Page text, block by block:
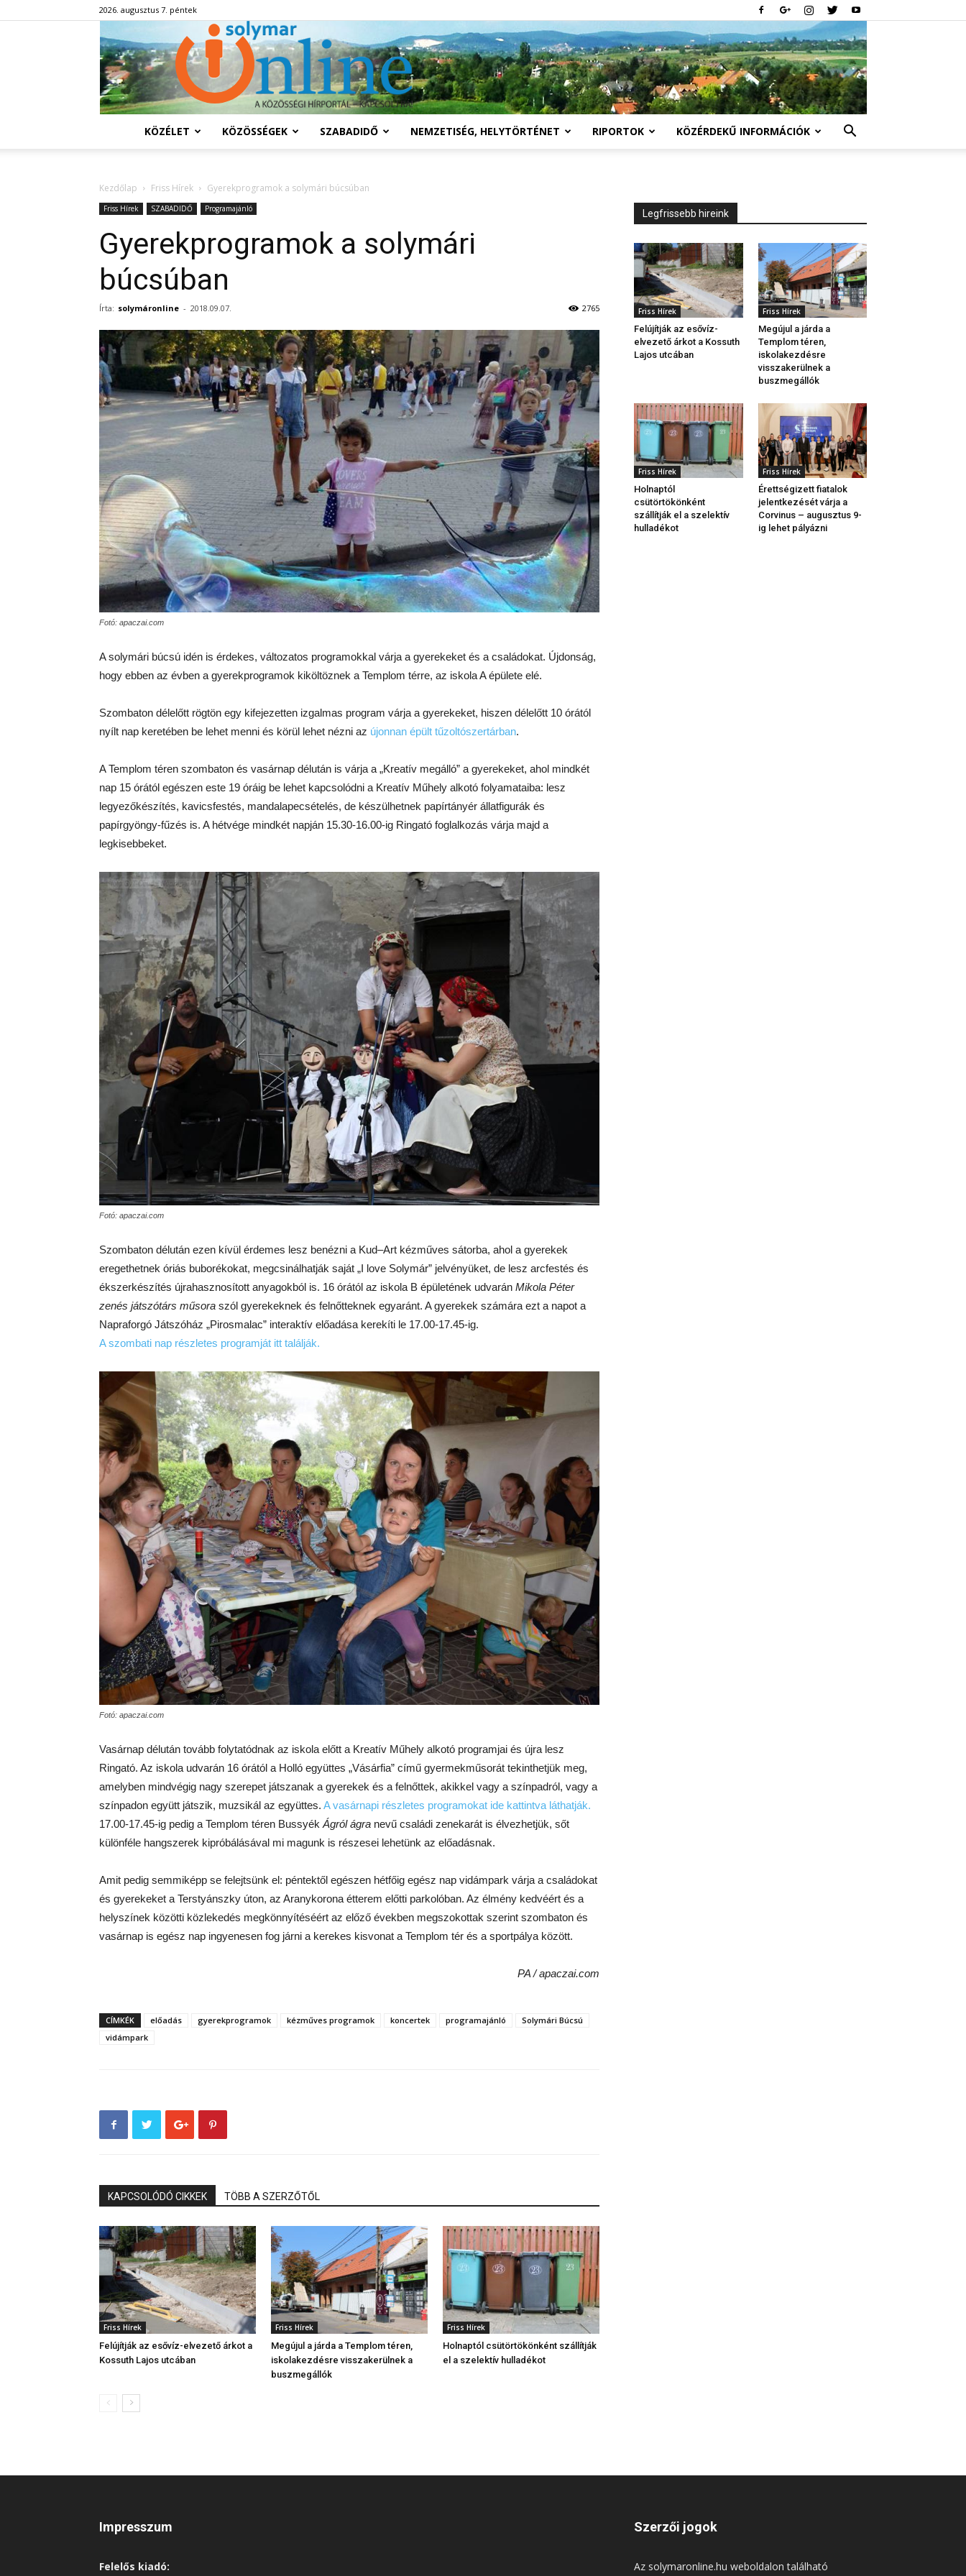
2026. augusztus 7. péntek
Solymár
KÖZÉLET KÖZÖSSÉGEK SZABADIDŐ NEMZETISÉG, HELYTÖRTÉNET RIPORTOK KÖZÉRDEKŰ INFORMÁCIÓK
Kezdőlap Friss Hírek Gyerekprogramok a solymári búcsúban
Friss Hírek SZABADIDŐ Programajánló
Gyerekprogramok a solymári
búcsúban
Írta: solymáronline - 2018.09.07. 2765
Fotó: apaczai.com
A solymári búcsú idén is érdekes, változatos programokkal várja a gyerekeket és a családokat. Újdonság,
hogy ebben az évben a gyerekprogramok kiköltöznek a Templom térre, az iskola A épülete elé.
Szombaton délelőtt rögtön egy kifejezetten izgalmas program várja a gyerekeket, hiszen délelőtt 10 órától
nyílt nap keretében be lehet menni és körül lehet nézni az újonnan épült tűzoltószertárban.
A Templom téren szombaton és vasárnap délután is várja a „Kreatív megálló” a gyerekeket, ahol mindkét
nap 15 órától egészen este 19 óráig be lehet kapcsolódni a Kreatív Műhely alkotó folyamataiba: lesz
legyezőkészítés, kavicsfestés, mandalapecsételés, de készülhetnek papírtányér állatfigurák és
papírgyöngy-fűzés is. A hétvége mindkét napján 15.30-16.00-ig Ringató foglalkozás várja majd a
legkisebbeket.
Fotó: apaczai.com
Szombaton délután ezen kívül érdemes lesz benézni a Kud–Art kézműves sátorba, ahol a gyerekek
eregethetnek óriás buborékokat, megcsinálhatják saját „I love Solymár” jelvényüket, de lesz arcfestés és
ékszerkészítés újrahasznosított anyagokból is. 16 órától az iskola B épületének udvarán Mikola Péter
zenés játszótárs műsora szól gyerekeknek és felnőtteknek egyaránt. A gyerekek számára ezt a napot a
Napraforgó Játszóház „Pirosmalac” interaktív előadása kerekíti le 17.00-17.45-ig.
A szombati nap részletes programját itt találják.
Fotó: apaczai.com
Vasárnap délután tovább folytatódnak az iskola előtt a Kreatív Műhely alkotó programjai és újra lesz
Ringató. Az iskola udvarán 16 órától a Holló együttes „Vásárfia” című gyermekműsorát tekinthetjük meg,
amelyben mindvégig nagy szerepet játszanak a gyerekek és a felnőttek, akikkel vagy a színpadról, vagy a
színpadon együtt játszik, muzsikál az együttes. A vasárnapi részletes programokat ide kattintva láthatják.
17.00-17.45-ig pedig a Templom téren BussyékÁgról ágra nevű családi zenekarát is élvezhetjük, sőt
különféle hangszerek kipróbálásával mi magunk is részesei lehetünk az előadásnak.
Amit pedig semmiképp se felejtsünk el: péntektől egészen hétfőig egész nap vidámpark várja a családokat
és gyerekeket a Terstyánszky úton, az Aranykorona étterem előtti parkolóban. Az élmény kedvéért és a
helyszínek közötti közlekedés megkönnyítéséért az előző években megszokottak szerint szombaton és
vasárnap is egész nap ingyenesen fog járni a kerekes kisvonat a Templom tér és a sportpálya között.
PA / apaczai.com
CÍMKÉK előadás gyerekprogramok kézműves programok koncertek programajánló
Solymári Búcsú
vidámpark
KAPCSOLÓDÓ CIKKEK TÖBB A SZERZŐTŐL
Friss Hírek
Felújítják az esővíz-elvezető árkot a
Kossuth Lajos utcában
Friss Hírek
Megújul a járda a Templom téren,
iskolakezdésre visszakerülnek a
buszmegállók
Friss Hírek
Holnaptól csütörtökönként szállítják
el a szelektív hulladékot
Legfrissebb hireink
Friss Hírek
Felújítják az esővíz-
elvezető árkot a Kossuth
Lajos utcában
Friss Hírek
Megújul a járda a
Templom téren,
iskolakezdésre
visszakerülnek a
buszmegállók
Friss Hírek
Holnaptól
csütörtökönként
szállítják el a szelektív
hulladékot
Friss Hírek
Érettségizett fiatalok
jelentkezését várja a
Corvinus – augusztus 9-
ig lehet pályázni
Impresszum
Felelős kiadó:
Szerzői jogok
Az solymaronline.hu weboldalon található